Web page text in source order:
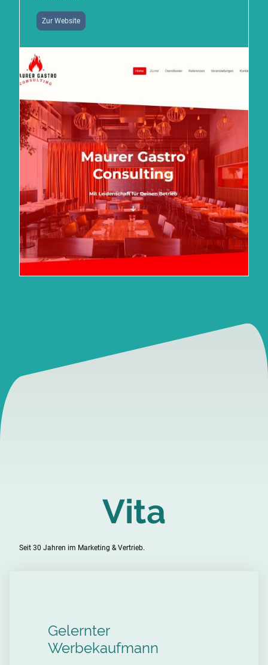
Zur Website
Vita
Seit 30 Jahren im Marketing & Vertrieb.
Gelernter
Werbekaufmann